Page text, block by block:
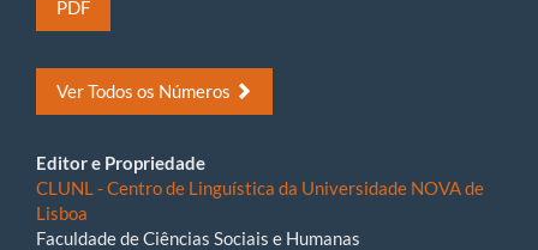
PDF
Ver Todos os Números
Editor e Propriedade
CLUNL - Centro de Linguística da Universidade NOVA de
Lisboa
Faculdade de Ciências Sociais e Humanas